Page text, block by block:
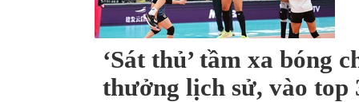
‘Sát thủ’ tầm xa bóng
thưởng lịch sử, vào top